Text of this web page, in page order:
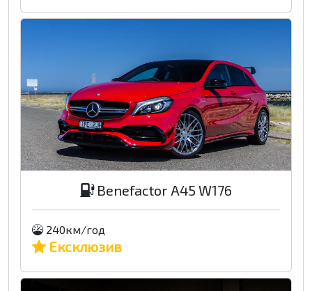
Benefactor A45 W176
240км/год
Ексклюзив